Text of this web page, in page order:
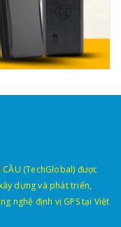
CẦU (TechGlobal) được
dựng và phát triển,
nghệ định vị GPS tại Việt